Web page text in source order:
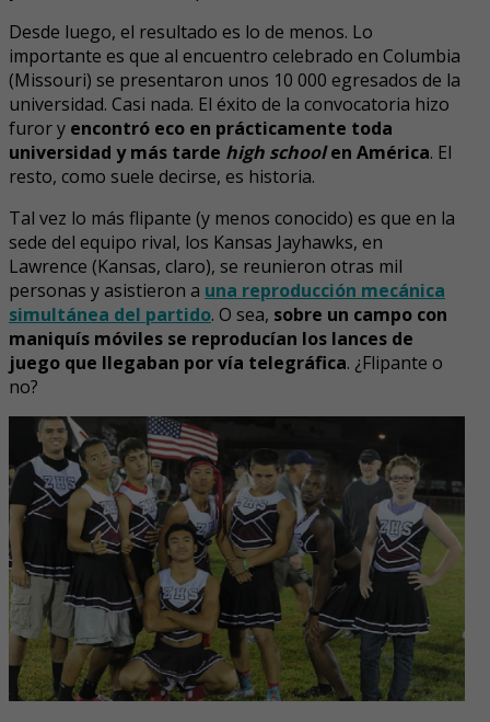
Desde luego, el resultado es lo de menos. Lo
importante es que al encuentro celebrado en Columbia
(Missouri) se presentaron unos 10 000 egresados de la
universidad. Casi nada. El éxito de la convocatoria hizo
furor y encontró eco en prácticamente toda
universidad y más tarde high schoolen América. El
resto, como suele decirse, es historia.
Tal vez lo más flipante (y menos conocido) es que en la
sede del equipo rival, los Kansas Jayhawks, en
Lawrence (Kansas, claro), se reunieron otras mil
personas y asistieron a una reproducción mecánica
simultánea del partido. O sea, sobre un campo con
maniquís móviles se reproducían los lances de
juego que llegaban por vía telegráfica. ¿Flipante o
no?